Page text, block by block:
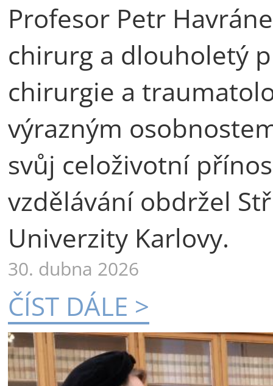
Profesor Petr
chirurg a dlouholetý
chirurgie a
výrazným
svůj celoživotní
vzdělávání obdržel
Univerzity Karlovy.
30. dubna 2026
ČÍST DÁLE >